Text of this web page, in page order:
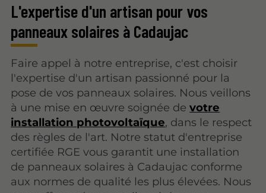
L'expertise d'un artisan pour vos
panneaux solaires à Cadaujac
Faire appel à notre entreprise, c'est choisir
l'expertise d'un artisan passionné pour la
pose de vos panneaux solaires. Nous veillons
à une mise en œuvre soignée devotre
installation photovoltaïque, dans le respect
des règles de l'art. Notre statut d'entreprise
certifiée RGE vous garantit une installation
de panneaux solaires à Cadaujac conforme
aux normes de qualité les plus élevées. Nous